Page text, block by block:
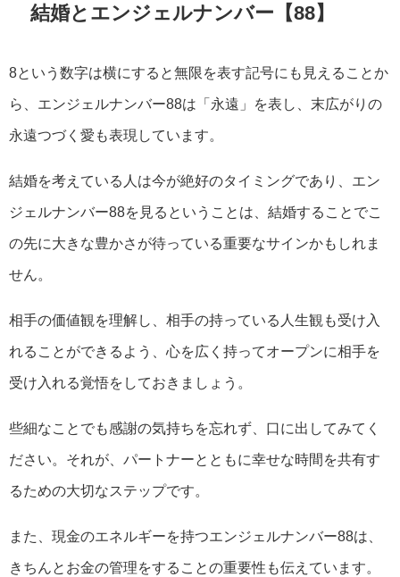
結婚とエンジェルナンバー【88】
8という数字は横にすると無限を表す記号にも見えることか
ら、エンジェルナンバー88は「永遠」を表し、末広がりの
永遠つづく愛も表現しています。
結婚を考えている人は今が絶好のタイミングであり、エン
ジェルナンバー88を見るということは、結婚することでこ
の先に大きな豊かさが待っている重要なサインかもしれま
せん。
相手の価値観を理解し、相手の持っている人生観も受け入
れることができるよう、心を広く持ってオープンに相手を
受け入れる覚悟をしておきましょう。
些細なことでも感謝の気持ちを忘れず、口に出してみてく
ださい。それが、パートナーとともに幸せな時間を共有す
るための大切なステップです。
また、現金のエネルギーを持つエンジェルナンバー88は、
きちんとお金の管理をすることの重要性も伝えています。